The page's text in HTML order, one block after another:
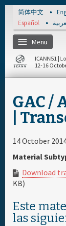
Skip to main
简体中文
Español
Menu
Inicio
ICANN51 |
12-16
GAC /
|
14 October
Material
Download
KB)
Este
las